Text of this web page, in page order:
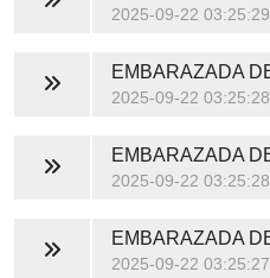
2025-09-22 03:25:29
2025-09-22 03:25:28
2025-09-22 03:25:28
2025-09-22 03:25:27